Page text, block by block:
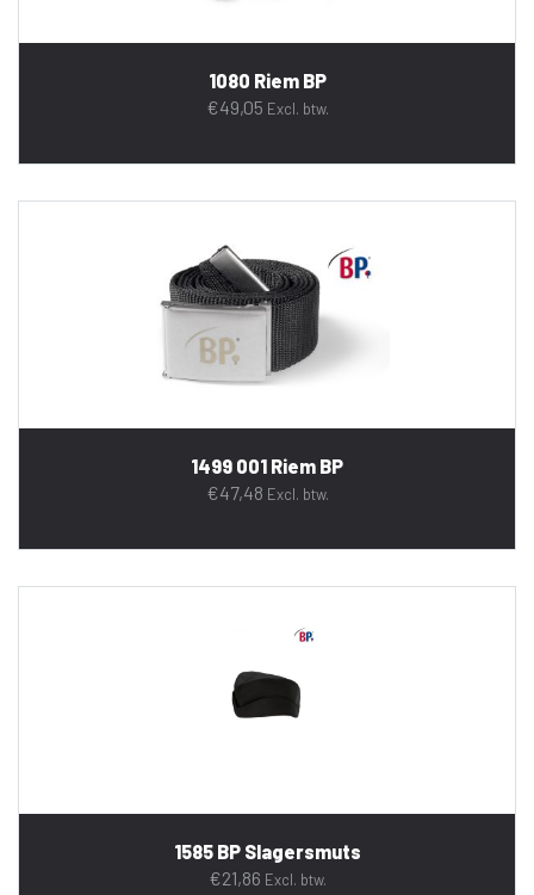
1080 Riem BP
€49,05 Excl. btw.
1499 001 Riem BP
€47,48 Excl. btw.
1585 BP Slagersmuts
€21,86 Excl. btw.